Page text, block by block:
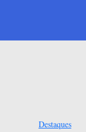
Destaques